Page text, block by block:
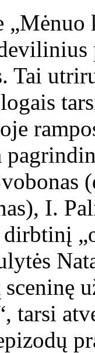
Tai
I.
tarsi